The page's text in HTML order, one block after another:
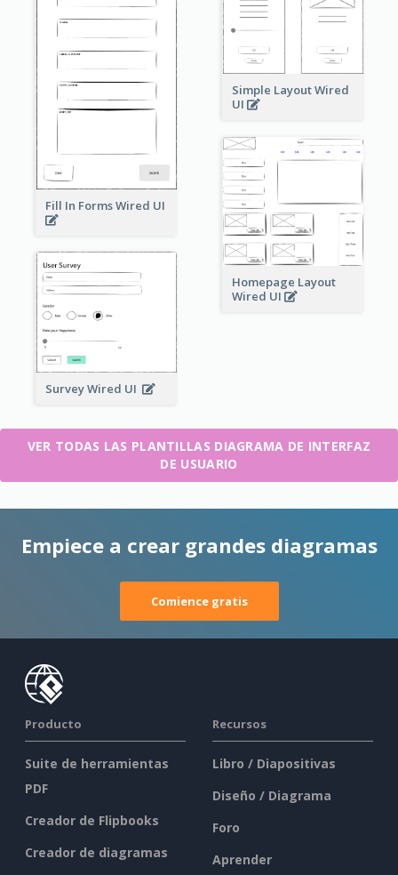
Fill In Forms Wired UI
Simple Layout Wired
UI
Homepage Layout
Wired UI
Survey Wired UI
VER TODAS LAS PLANTILLAS DIAGRAMA DE INTERFAZ
DE USUARIO
Empiece a crear grandes diagramas
Comience gratis
Producto
Suite de herramientas
PDF
Creador de Flipbooks
Creador de diagramas
Recursos
Libro / Diapositivas
Diseño / Diagrama
Foro
Aprender